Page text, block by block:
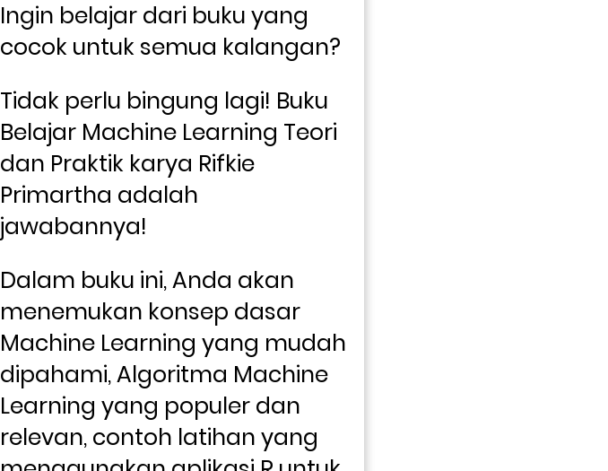
Ingin belajar dari buku yang
cocok untuk semua kalangan?
Tidak perlu bingung lagi! Buku
Belajar Machine Learning Teori
dan Praktik karya Rifkie
Primartha adalah
jawabannya!
Dalam buku ini, Anda akan
menemukan konsep dasar
Machine Learning yang mudah
dipahami, Algoritma Machine
Learning yang populer dan
relevan, contoh latihan yang